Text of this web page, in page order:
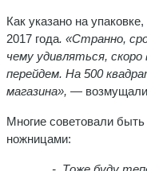
Как указано на
2017 года. «Странно,
чему удивляться, скоро
перейдем. На 500
магазина», —
Многие советовали
ножницами: